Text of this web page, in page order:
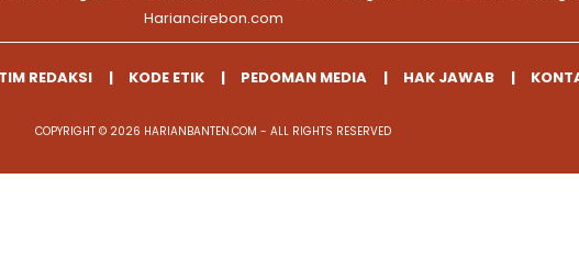
Hariancirebon.com
TIM REDAKSI KODE ETIK PEDOMAN MEDIA HAK JAWAB
COPYRIGHT © 2026 HARIANBANTEN.COM - ALL RIGHTS RESERVED